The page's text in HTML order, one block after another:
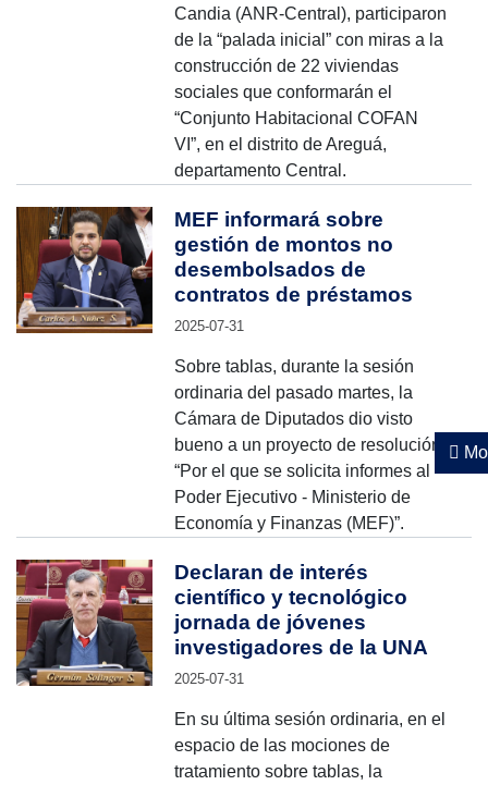
Candia (ANR-Central), participaron
de la “palada inicial” con miras a la
construcción de 22 viviendas
sociales que conformarán el
“Conjunto Habitacional COFAN
VI”, en el distrito de Areguá,
departamento Central.
MEF informará sobre
gestión de montos no
desembolsados de
contratos de préstamos
2025-07-31
Sobre tablas, durante la sesión
ordinaria del pasado martes, la
Cámara de Diputados dio visto
bueno a un proyecto de resolución
“Por el que se solicita informes al
Poder Ejecutivo - Ministerio de
Economía y Finanzas (MEF)”.
Declaran de interés
científico y tecnológico
jornada de jóvenes
investigadores de la UNA
2025-07-31
En su última sesión ordinaria, en el
espacio de las mociones de
tratamiento sobre tablas, la